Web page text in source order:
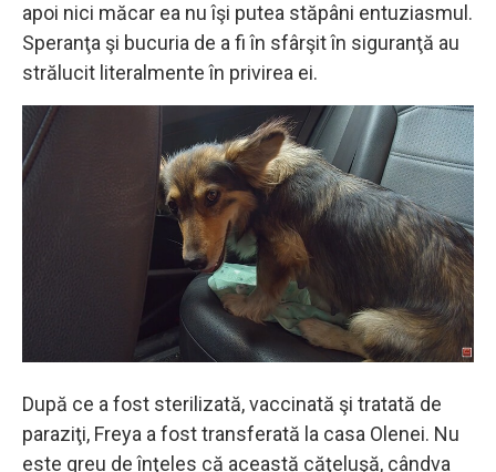
apoi nici măcar ea nu îşi putea stăpâni entuziasmul.
Speranţa şi bucuria de a fi în sfârşit în siguranţă au
strălucit literalmente în privirea ei.
După ce a fost sterilizată, vaccinată şi tratată ​​de
paraziţi, Freya a fost transferată la casa Olenei. Nu
este greu de înţeles că această căţeluşă, cândva